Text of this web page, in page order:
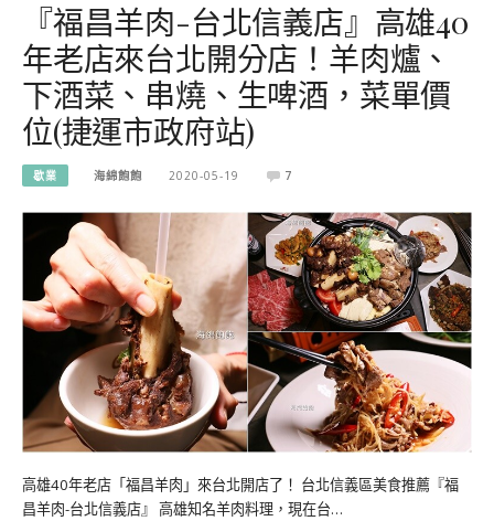
『福昌羊肉-台北信義店』高雄40
年老店來台北開分店！羊肉爐、
下酒菜、串燒、生啤酒，菜單價
位(捷運市政府站)
歇業 海綿飽飽 2020-05-19 7
高雄40年老店「福昌羊肉」來台北開店了！ 台北信義區美食推薦『福
昌羊肉-台北信義店』 高雄知名羊肉料理，現在台…